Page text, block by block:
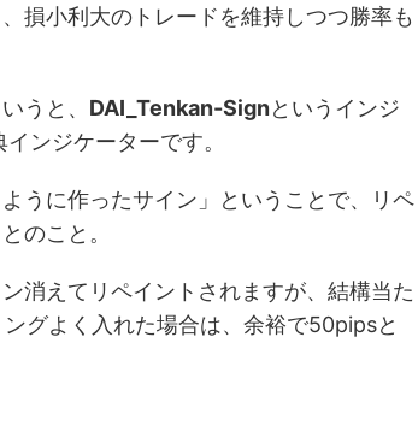
損小利大のトレードを維持しつつ勝率も
うと、 DAI_Tenkan-Signというインジ
ンジケーターです。
うに作ったサイン」ということで、リペ
のこと。
消えてリペイントされますが、結構当た
グよく入れた場合は、余裕で50pipsと